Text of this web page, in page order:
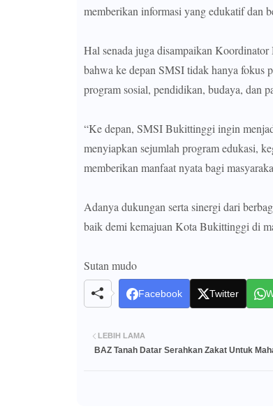
memberikan informasi yang edukatif dan
Hal senada juga disampaikan
bahwa ke depan SMSI tidak hanya fokus
program sosial, pendidikan, budaya, dan
“Ke depan, SMSI Bukittinggi ingin
menyiapkan sejumlah program edukasi,
memberikan manfaat nyata bagi
Adanya dukungan serta sinergi dari
baik demi kemajuan Kota Bukittinggi di
Sutan mudo
Facebook Twitter
LEBIH LAMA
BAZ Tanah Datar Serahkan Zakat Untuk